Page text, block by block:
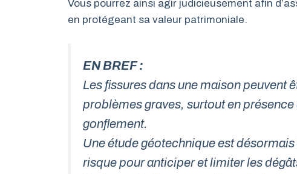
Vous pourrez ainsi agir judicieusement afin
en protégeant sa valeur patrimoniale.
EN BREF :
Les fissures dans une maison peuvent
problèmes graves, surtout en
gonflement.
Une étude géotechnique est
risque pour anticiper et limiter les